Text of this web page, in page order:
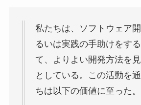
私たちは、ソフトウェア
るいは実践の手助けをす
て、よりよい開発方法を
としている。この活動を
ちは以下の価値に至った。